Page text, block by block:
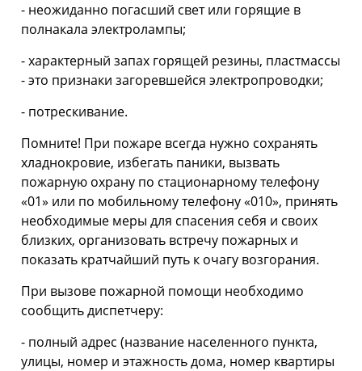
- неожиданно погасший свет или горящие в
полнакала электролампы;
- характерный запах горящей резины, пластмассы
- это признаки загоревшейся электропроводки;
- потрескивание.
Помните! При пожаре всегда нужно сохранять
хладнокровие, избегать паники, вызвать
пожарную охрану по стационарному телефону
«01» или по мобильному телефону «010», принять
необходимые меры для спасения себя и своих
близких, организовать встречу пожарных и
показать кратчайший путь к очагу возгорания.
При вызове пожарной помощи необходимо
сообщить диспетчеру:
- полный адрес (название населенного пункта,
улицы, номер и этажность дома, номер квартиры